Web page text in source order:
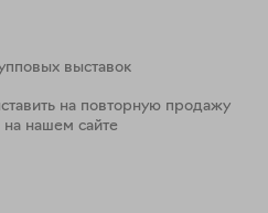
выставок
на повторную продажу
нашем сайте